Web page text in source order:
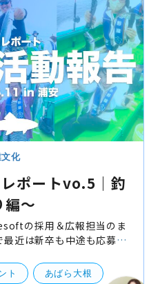
化
ポートvo.5｜釣
編〜
の採用＆広報担当のま
最中の先週土曜日、6月11
ト あばら大根